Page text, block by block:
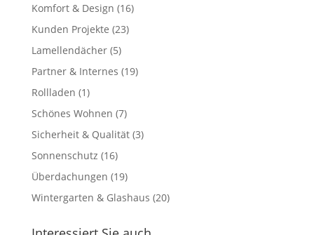
Komfort & Design (16)
Kunden Projekte (23)
Lamellendächer(5)
Partner & Internes (19)
Rollladen (1)
Schönes Wohnen (7)
Sicherheit & Qualität(3)
Sonnenschutz (16)
Überdachungen (19)
Wintergarten & Glashaus (20)